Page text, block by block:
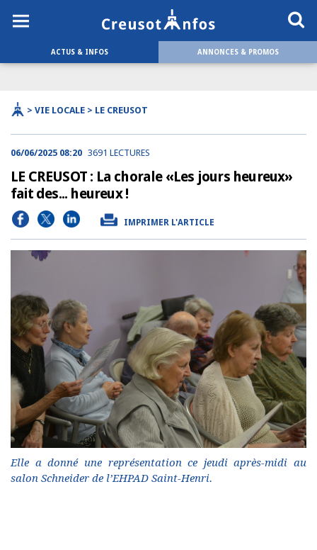
ACTUS & INFOS ANNONCES & PROMOS
> VIE LOCALE > LE CREUSOT
06/06/2025 08:20 3691 LECTURES
LE CREUSOT : La chorale «Les jours heureux»
fait des... heureux !
IMPRIMER L'ARTICLE
Elle a donné une représentation ce jeudi après-midi au
salon Schneider de l’EHPAD Saint-Henri.